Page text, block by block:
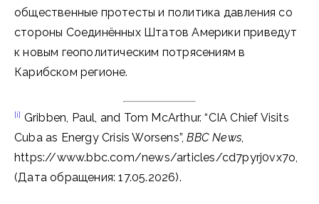
общественные протесты и политика давления со
стороны Соединённых Штатов Америки приведут
к новым геополитическим потрясениям в
Карибском регионе.
[i] Gribben, Paul, and Tom McArthur. “CIA Chief Visits
Cuba as Energy Crisis Worsens”,BBC News,
https://www.bbc.com/news/articles/cd7pyrj0vx7o,
(Дата обращения: 17.05.2026).